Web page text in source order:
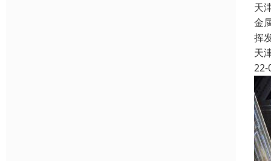
天
金
挥
天
22-